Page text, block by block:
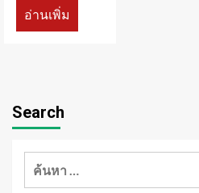
อ่านเพิ่ม
Search
ค้นหา